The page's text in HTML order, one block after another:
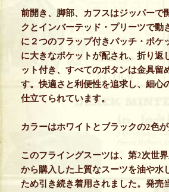
前開き、脚部、カフスはジッパーで
クとインバーテッド・プリーツで動
に２つのフラップ付きパッチ・ポケ
に大きなポケットが配され、折り返
ット付き、すべてのボタンは金具留
す。快適さと利便性を追求し、細心
仕立てられています。
カラーはホワイトとブラックの2色が
このフライングスーツは、第2次世
から購入した上質なスーツを油や水
ため引き続き着用されました。発売